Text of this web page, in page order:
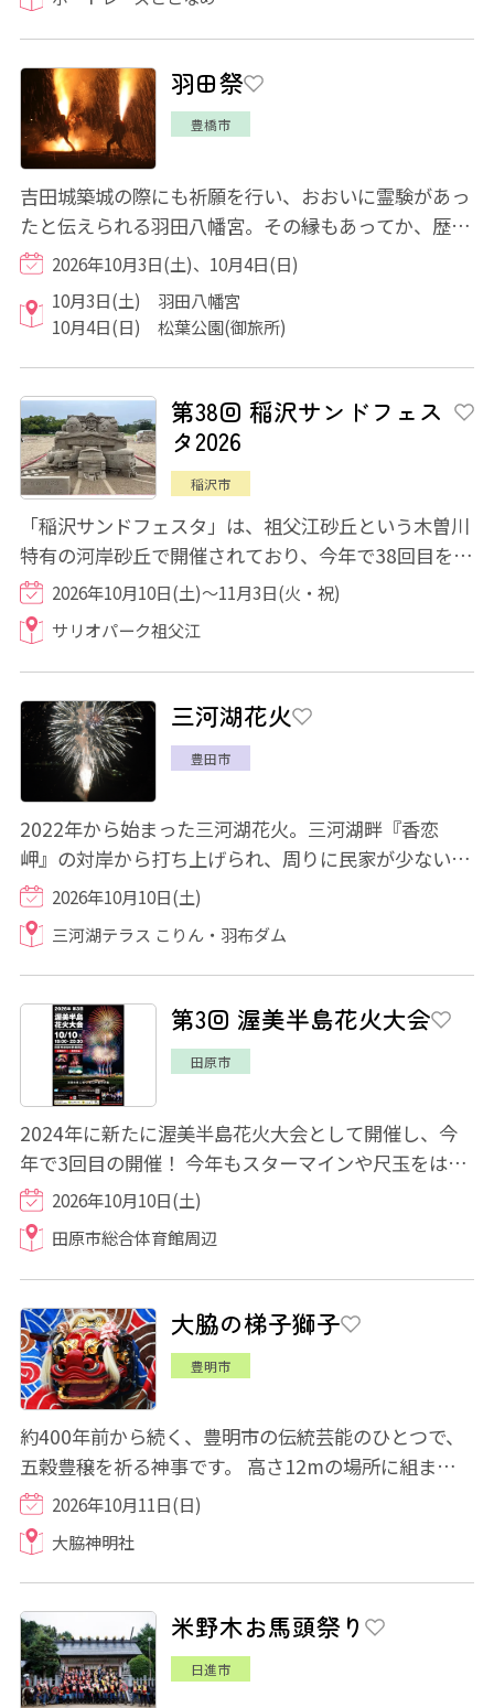
羽田祭
豊橋市
吉田城築城の際にも祈願を行い、おおいに霊験があっ
たと伝えられる羽田八幡宮。その縁もあってか、歴代
の吉田城主からの崇敬も厚く、社殿の造営や...
2026年10月3日(土)、10月4日(日)
10月3日(土) 羽田八幡宮
10月4日(日) 松葉公園(御旅所)
第38回 稲沢サンドフェス
タ2026
稲沢市
「稲沢サンドフェスタ」は、祖父江砂丘という木曽川
特有の河岸砂丘で開催されており、今年で38回目を迎
えます。大型砂像が制作され、河岸砂丘の川...
2026年10月10日(土)～11月3日(火・祝)
サリオパーク祖父江
三河湖花火
豊田市
2022年から始まった三河湖花火。三河湖畔『香恋
岬』の対岸から打ち上げられ、周りに民家が少ないこ
ともあり、街灯などもなく真っ暗な夜空にひらく...
2026年10月10日(土)
三河湖テラス こりん・羽布ダム
第3回 渥美半島花火大会
田原市
2024年に新たに渥美半島花火大会として開催し、今
年で3回目の開催！ 今年もスターマインや尺玉をはじ
めとする約4,000発の色とりどりの花火で盛り...
2026年10月10日(土)
田原市総合体育館周辺
大脇の梯子獅子
豊明市
約400年前から続く、豊明市の伝統芸能のひとつで、
五穀豊穣を祈る神事です。 高さ12mの場所に組まれた
やぐらの上で2人の若者が勇壮な獅子舞を舞い...
2026年10月11日(日)
大脇神明社
米野木お馬頭祭り
日進市